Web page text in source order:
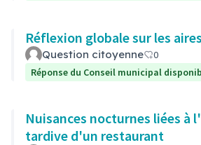
Réflexion globale sur les
Question citoyenne
0
Réponse du Conseil municipal
Nuisances nocturnes liées à
tardive d'un restaurant